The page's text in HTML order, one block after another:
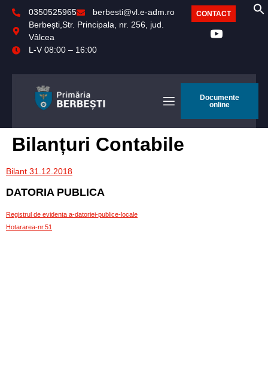
0350525965
berbesti@vl.e-adm.ro
Berbești,Str. Principala, nr. 256, jud.
Vâlcea
L-V 08:00 – 16:00
CONTACT
Documente
online
Bilanțuri Contabile
Bilant 31.12.2018
DATORIA PUBLICA
Registrul de evidenta a-datoriei-publice-locale
Hotararea-nr.51